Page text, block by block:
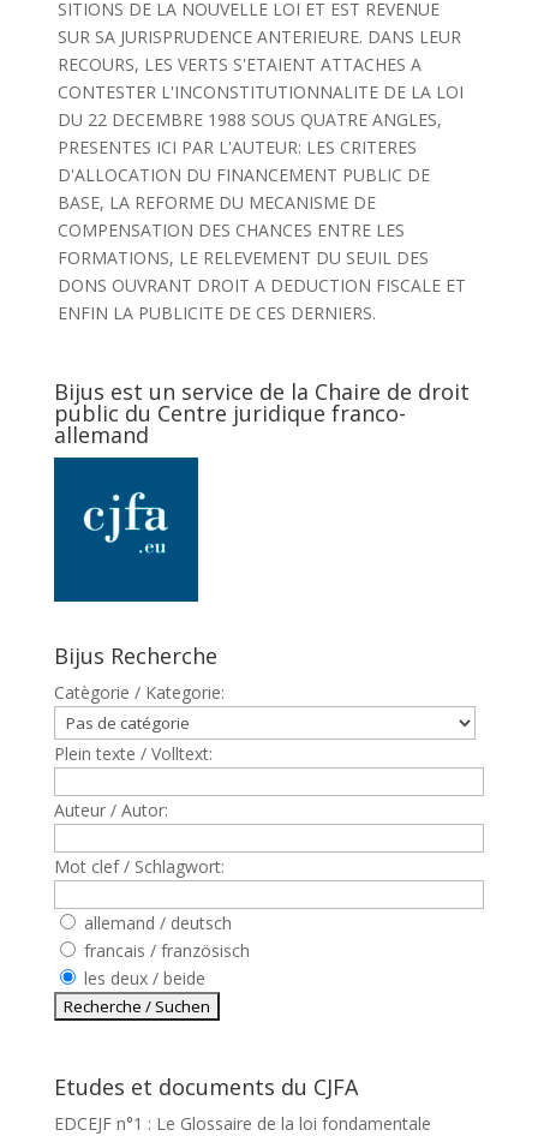
SITIONS DE LA NOUVELLE LOI ET EST REVENUE
SUR SA JURISPRUDENCE ANTERIEURE. DANS LEUR
RECOURS, LES VERTS S'ETAIENT ATTACHES A
CONTESTER L'INCONSTITUTIONNALITE DE LA LOI
DU 22 DECEMBRE 1988 SOUS QUATRE ANGLES,
PRESENTES ICI PAR L'AUTEUR: LES CRITERES
D'ALLOCATION DU FINANCEMENT PUBLIC DE
BASE, LA REFORME DU MECANISME DE
COMPENSATION DES CHANCES ENTRE LES
FORMATIONS, LE RELEVEMENT DU SEUIL DES
DONS OUVRANT DROIT A DEDUCTION FISCALE ET
ENFIN LA PUBLICITE DE CES DERNIERS.
Bijus est un service de la Chaire de droit
public du Centre juridique franco-
allemand
Bijus Recherche
Catègorie / Kategorie:
Plein texte / Volltext:
Auteur / Autor:
Mot clef / Schlagwort:
allemand / deutsch
francais / französisch
les deux / beide
Etudes et documents du CJFA
EDCEJF n°1 : Le Glossaire de la loi fondamentale